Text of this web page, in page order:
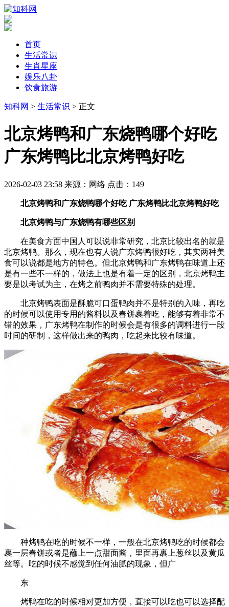
首页
生活常识
生肖星座
娱乐八卦
饮食旅游
知科网 > 生活常识 > 正文
​北京烤鸭和广东烧鸭哪个好吃
广东烤鸭比北京烤鸭好吃
2026-02-03 23:58 来源：网络 点击： 149
北京烤鸭和广东烧鸭哪个好吃 广东烤鸭比北京烤鸭好吃
北京烤鸭与广东烧鸭有哪些区别
在美食方面中国人可以说非常研究，北京比较出名的就是
北京烤鸭。那么，现在也有人说广东烤鸭很好吃，其实两种美
食可以说都是地方的特色。但北京烤鸭和广东烤鸭在味道上还
是有一些不一样的，做法上也是有着一定的区别，北京烤鸭主
要是以考试为主，在烤之前鸭肉并不需要特殊的处理。
北京烤鸭表面是酥脆可口蛋鸭肉并不是特别的入味，再吃
的时候可以使用专用的酱料以及春饼裹着吃，能够有着非常不
错的效果，广东烤鸭在制作的时候会是有很多的调料进行一段
时间的研制，这样做出来的鸭肉，吃起来比较有味道。
种烤鸭在吃的时候不一样，一般在北京烤鸭吃的时候都会
裹一层春饼或者是蘸上一点甜面酱，里面再裹上葱丝以及黄瓜
丝等。吃的时候不感觉到任何油腻的现象，但广
东
烤鸭在吃的时候相对更加方便，直接可以吃也可以选择配